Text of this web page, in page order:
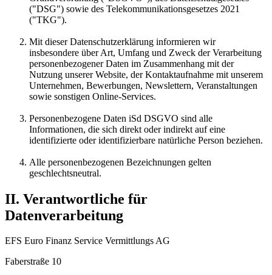
("DSG") sowie des Telekommunikationsgesetzes 2021
("TKG").
Mit dieser Datenschutzerklärung informieren wir
insbesondere über Art, Umfang und Zweck der Verarbeitung
personenbezogener Daten im Zusammenhang mit der
Nutzung unserer Website, der Kontaktaufnahme mit unserem
Unternehmen, Bewerbungen, Newslettern, Veranstaltungen
sowie sonstigen Online-Services.
Personenbezogene Daten iSd DSGVO sind alle
Informationen, die sich direkt oder indirekt auf eine
identifizierte oder identifizierbare natürliche Person beziehen.
Alle personenbezogenen Bezeichnungen gelten
geschlechtsneutral.
II. Verantwortliche für
Datenverarbeitung
EFS Euro Finanz Service Vermittlungs AG
Faberstraße 10